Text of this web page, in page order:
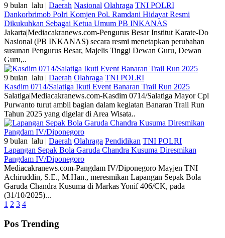
9 bulan lalu | Daerah Nasional Olahraga TNI POLRI
Dankorbrimob Polri Komjen Pol. Ramdani Hidayat Resmi
Dikukuhkan Sebagai Ketua Umum PB INKANAS
Jakarta|Mediacakranews.com-Pengurus Besar Institut Karate-Do
Nasional (PB INKANAS) secara resmi menetapkan perubahan
susunan Pengurus Besar, Majelis Tinggi Dewan Guru, Dewan
Guru,..
9 bulan lalu | Daerah Olahraga TNI POLRI
Kasdim 0714/Salatiga Ikuti Event Banaran Trail Run 2025
Salatiga|Mediacakranews.com-Kasdim 0714/Salatiga Mayor Cpl
Purwanto turut ambil bagian dalam kegiatan Banaran Trail Run
Tahun 2025 yang digelar di Area Wisata..
9 bulan lalu | Daerah Olahraga Pendidikan TNI POLRI
Lapangan Sepak Bola Garuda Chandra Kusuma Diresmikan
Pangdam IV/Diponegoro
Mediacakranews.com-Pangdam IV/Diponegoro Mayjen TNI
Achiruddin, S.E., M.Han., meresmikan Lapangan Sepak Bola
Garuda Chandra Kusuma di Markas Yonif 406/CK, pada
(31/10/2025)...
1 2 3 4
Pos Trending